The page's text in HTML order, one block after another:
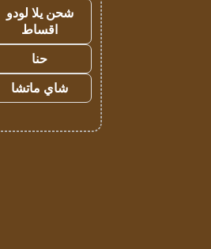
شحن يلا لودو
اقساط
حنا
شاي ماتشا